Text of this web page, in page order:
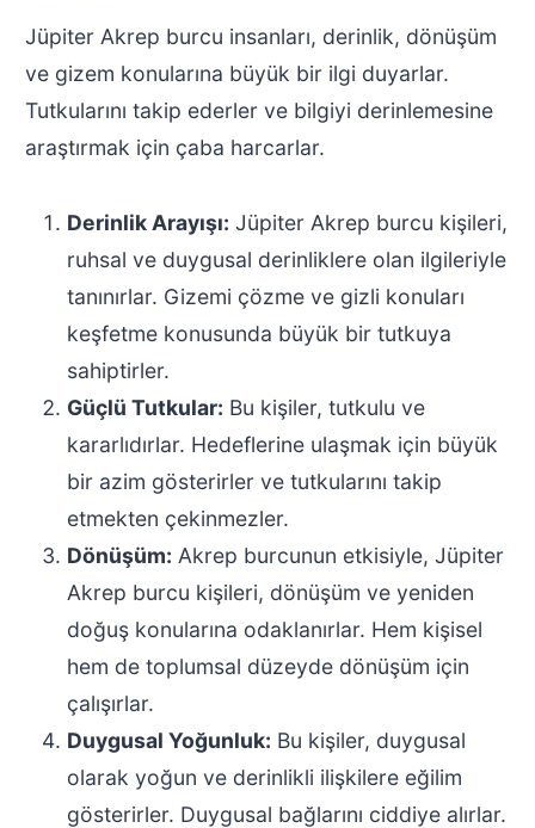
Jüpiter Akrep burcu insanları, derinlik, dönüşüm
ve gizem konularına büyük bir ilgi duyarlar.
Tutkularını takip ederler ve bilgiyi derinlemesine
araştırmak için çaba harcarlar.
Derinlik Arayışı: Jüpiter Akrep burcu kişileri,
ruhsal ve duygusal derinliklere olan ilgileriyle
tanınırlar. Gizemi çözme ve gizli konuları
keşfetme konusunda büyük bir tutkuya
sahiptirler.
Güçlü Tutkular: Bu kişiler, tutkulu ve
kararlıdırlar. Hedeflerine ulaşmak için büyük
bir azim gösterirler ve tutkularını takip
etmekten çekinmezler.
Dönüşüm: Akrep burcunun etkisiyle, Jüpiter
Akrep burcu kişileri, dönüşüm ve yeniden
doğuş konularına odaklanırlar. Hem kişisel
hem de toplumsal düzeyde dönüşüm için
çalışırlar.
Duygusal Yoğunluk: Bu kişiler, duygusal
olarak yoğun ve derinlikli ilişkilere eğilim
gösterirler. Duygusal bağlarını ciddiye alırlar.